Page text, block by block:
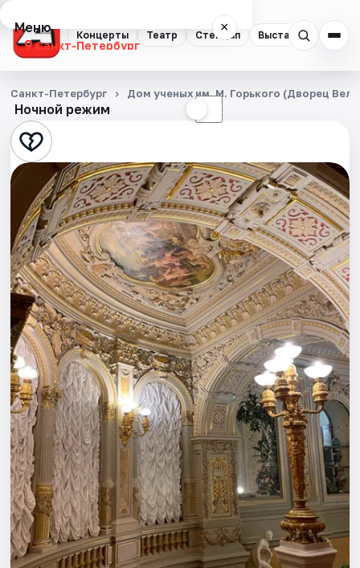
Концерты Театр Стендап Выставки
Меню ×
Санкт-Петербург
Концерты
Театр
Стендап
Выставки
Квесты
Экскурсии
Спорт
События
Города
Площадки
Артисты
Рейтинги
Ночной режим ☾
Санкт-Петербург Дом ученых им. М. Горького (Дворец